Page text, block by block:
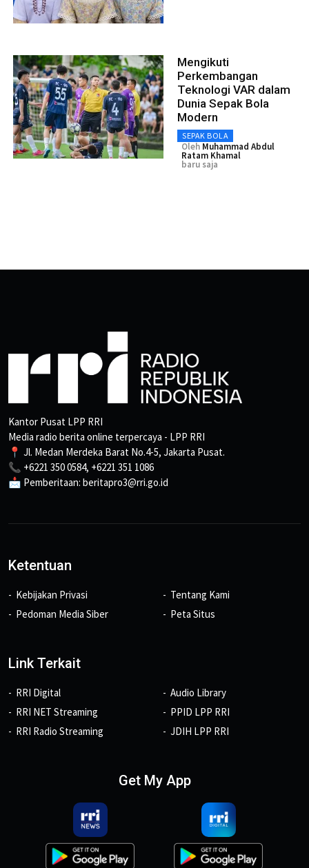
Mengikuti
Perkembangan
Teknologi VAR dalam
Dunia Sepak Bola
Modern
SEPAK BOLA
Oleh Muhammad Abdul
Ratam Khamal
baru saja
Kantor Pusat LPP RRI
Media radio berita online terpercaya - LPP RRI
📍 Jl. Medan Merdeka Barat No.4-5, Jakarta Pusat.
📞 +6221 350 0584, +6221 351 1086
📩 Pemberitaan: beritapro3@rri.go.id
Ketentuan
Kebijakan Privasi
Pedoman Media Siber
Tentang Kami
Peta Situs
Link Terkait
RRI Digital
RRI NET Streaming
RRI Radio Streaming
Audio Library
PPID LPP RRI
JDIH LPP RRI
Get My App